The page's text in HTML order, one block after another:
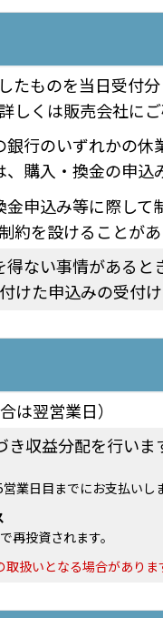
ものを当日受付
くは販売会社にご
行のいずれかの休
購入・換金の申込
申込み等に際して
を設けることがあ
ない事情があると
た申込みの受付け
は翌営業日）
収益分配を行いま
業日目までにお支払いし
再投資されます。
扱いとなる場合がありま